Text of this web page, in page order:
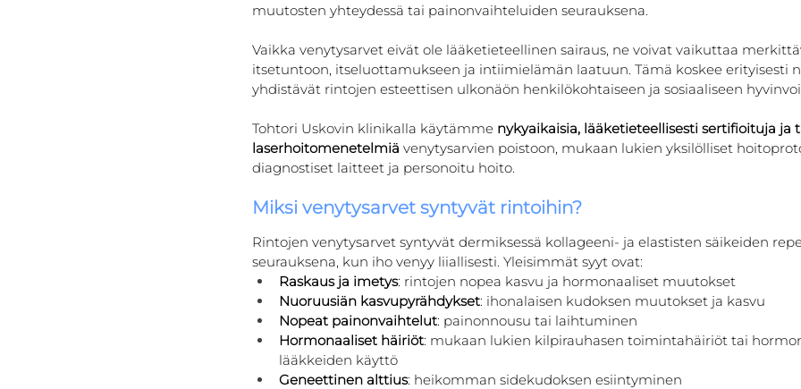
muutosten yhteydessä tai painonvaihteluiden seurauksena.
Vaikka venytysarvet eivät ole lääketieteellinen sairaus, ne voivat vaikuttaa
itsetuntoon, itseluottamukseen ja intiimielämän laatuun. Tämä koskee erityisesti
yhdistävät rintojen esteettisen ulkonäön henkilökohtaiseen ja sosiaaliseen
Tohtori Uskovin klinikalla käytämme nykyaikaisia, lääketieteellisesti sertifioituja ja
laserhoitomenetelmiä venytysarvien poistoon, mukaan lukien yksilölliset
diagnostiset laitteet ja personoitu hoito.
Miksi venytysarvet syntyvät rintoihin?
Rintojen venytysarvet syntyvät dermiksessä kollageeni- ja elastisten säikeiden
seurauksena, kun iho venyy liiallisesti. Yleisimmät syyt ovat:
Raskaus ja imetys: rintojen nopea kasvu ja hormonaaliset muutokset
Nuoruusiän kasvupyrähdykset: ihonalaisen kudoksen muutokset ja kasvu
Nopeat painonvaihtelut: painonnousu tai laihtuminen
Hormonaaliset häiriöt: mukaan lukien kilpirauhasen toimintahäiriöt tai
lääkkeiden käyttö
Geneettinen alttius: heikomman sidekudoksen esiintyminen